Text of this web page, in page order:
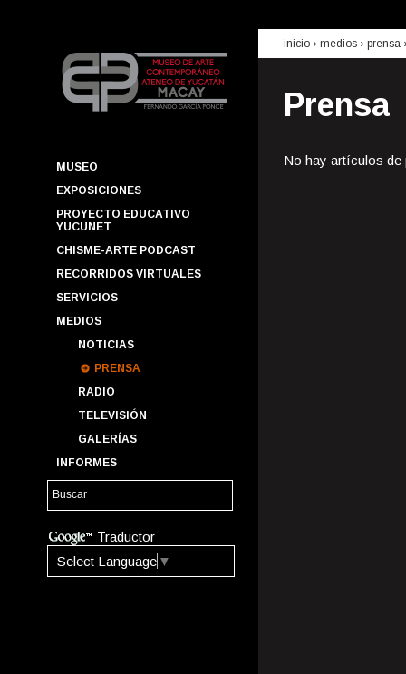
MUSEO
EXPOSICIONES
PROYECTO EDUCATIVO
YUCUNET
CHISME-ARTE PODCAST
RECORRIDOS VIRTUALES
SERVICIOS
MEDIOS
NOTICIAS
PRENSA
RADIO
TELEVISIÓN
GALERÍAS
INFORMES
Traductor
Select Language ▼
inicio › medios › prensa
Prensa
No hay artículos de